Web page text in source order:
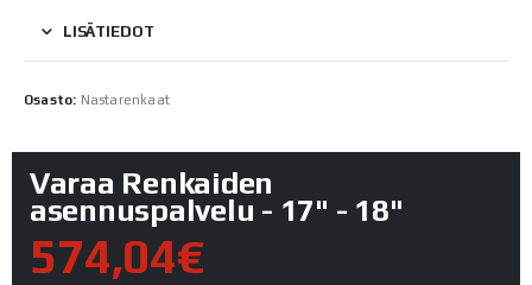
LISÄTIEDOT
Osasto: Nastarenkaat
Varaa Renkaiden
asennuspalvelu - 17" - 18"
574,04€